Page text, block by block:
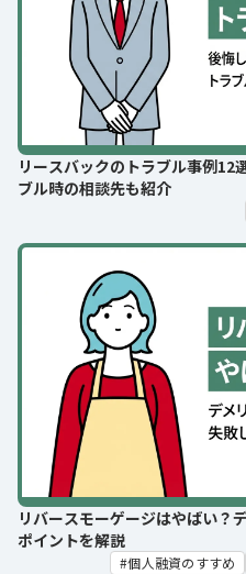
リースバックのトラブル事例12
ブル時の相談先も紹介
リバースモーゲージはやばい？
ポイントを解説
個人融資のすすめ